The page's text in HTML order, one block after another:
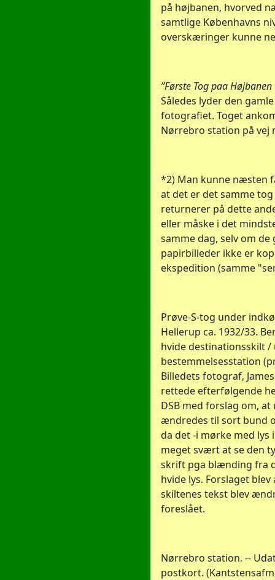
på højbanen, hvorved
samtlige Københavns
overskæringer kunne
”Første Tog paa
Således lyder den
fotografiet. Toget
Nørrebro station på vej
*2) Man kunne næsten
at det er det samme tog
returnerer på dette
eller måske i det
samme dag, selv om de
papirbilleder ikke er
ekspedition (samme
Prøve-S-tog under
Hellerup ca. 1932/33.
hvide destinationsskilt /
bestemmelsesstation
Billedets fotograf,
rettede efterfølgende
DSB med forslag om, at
ændredes til sort bund
da det -i mørke med lys
meget svært at se den
skrift pga blænding fra
hvide lys. Forslaget
skiltenes tekst blev
foreslået.
Nørrebro station. --
postkort.